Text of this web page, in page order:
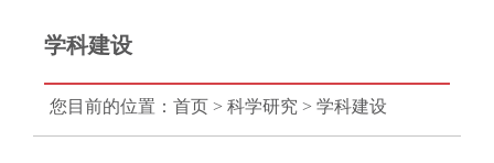
学科建设
您目前的位置： 首页 > 科学研究 > 学科建设